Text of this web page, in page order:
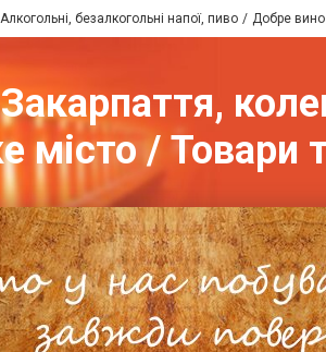
Алкогольні, безалкогольні напої, пиво Добре вино
місто / Товари